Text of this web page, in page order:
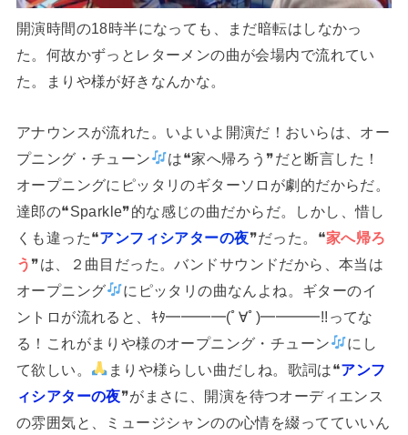
開演時間の18時半になっても、まだ暗転はしなかっ
た。何故かずっとレターメンの曲が会場内で流れてい
た。まりや様が好きなんかな。
アナウンスが流れた。いよいよ開演だ！おいらは、オー
プニング・チューン
は❝家へ帰ろう❞だと断言した！
オープニングにピッタリのギターソロが劇的だからだ。
達郎の❝Sparkle❞的な感じの曲だからだ。しかし、惜し
くも違った❝アンフィシアターの夜❞だった。❝家へ帰ろ
う ❞は、２曲目だった。バンドサウンドだから、本当は
オープニング
にピッタリの曲なんよね。ギターのイ
ントロが流れると、ｷﾀ━━━━(ﾟ∀ﾟ)━━━━!!ってな
る！これがまりや様のオープニング・チューン
にし
て欲しい。
まりや様らしい曲だしね。歌詞は❝アンフ
ィシアターの夜❞がまさに、開演を待つオーディエンス
の雰囲気と、ミュージシャンのの心情を綴ってていいん